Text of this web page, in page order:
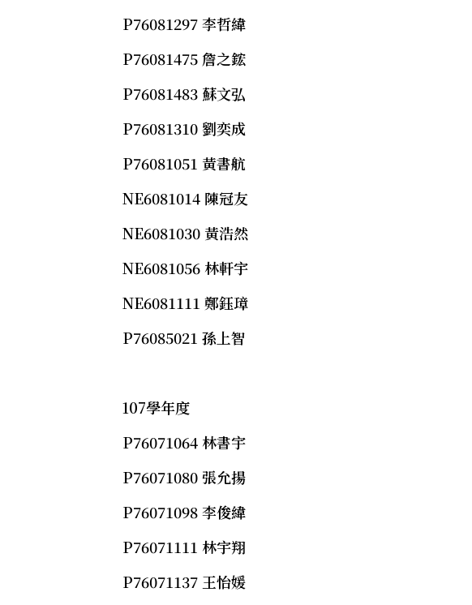
P76081297 李哲緯
P76081475 詹之鋐
P76081483 蘇文弘
P76081310 劉奕成
P76081051 黃書航
NE6081014 陳冠友
NE6081030 黃浩然
NE6081056 林軒宇
NE6081111 鄭鈺璋
P76085021 孫上智
107學年度
P76071064 林書宇
P76071080 張允揚
P76071098 李俊緯
P76071111 林宇翔
P76071137 王怡媛